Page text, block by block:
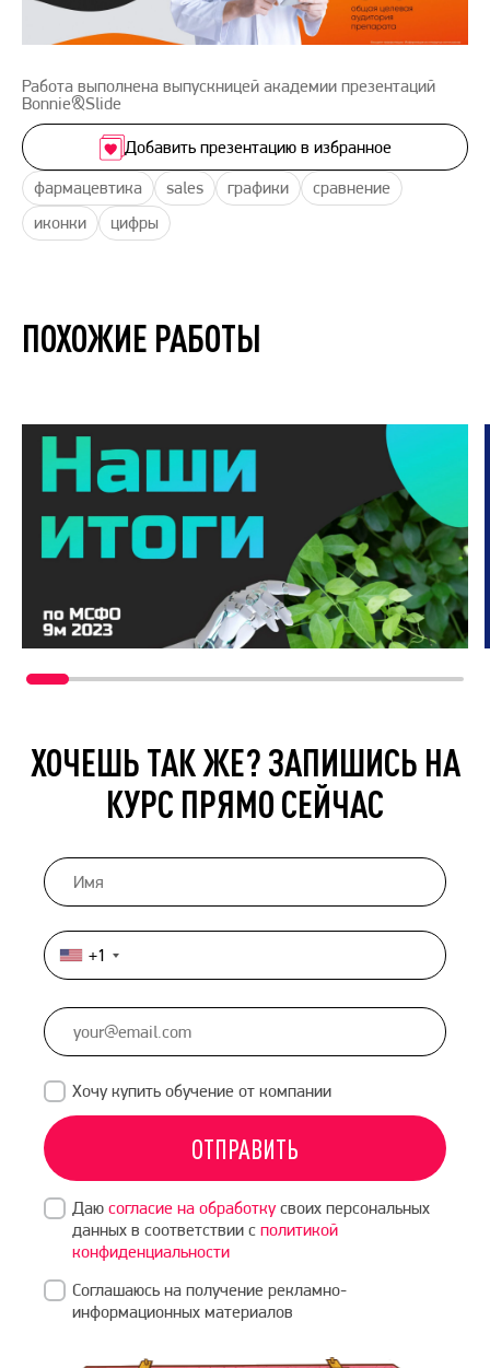
Работа выполнена выпускницей академии презентаций
Bonnie&Slide
фармацевтика sales графики
сравнение
иконки
цифры
Добавить презентацию в избранное
ПОХОЖИЕ РАБОТЫ
ХОЧЕШЬ ТАК ЖЕ? ЗАПИШИСЬ НА
КУРС ПРЯМО СЕЙЧАС
United
States
+1
+1
Хочу купить обучение от компании
ОТПРАВИТЬ
Даю согласие на обработкусвоих персональных
данных в соответствии с политикой
конфиденциальности
Соглашаюсь на получение рекламно-
информационных материалов